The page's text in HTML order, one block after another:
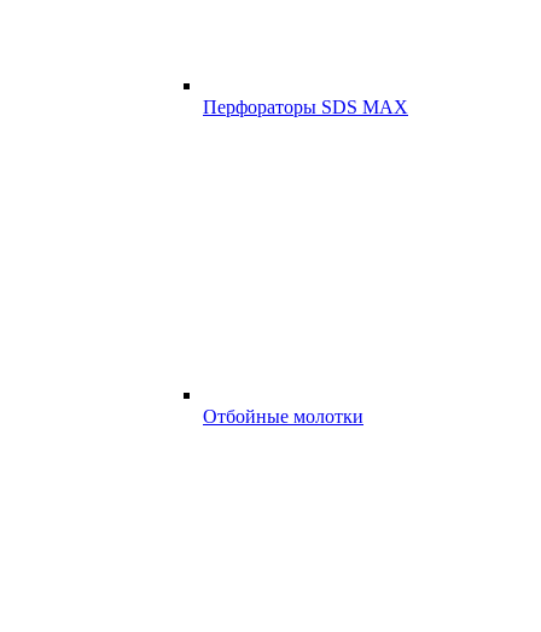
Перфораторы SDS MAX
Отбойные молотки